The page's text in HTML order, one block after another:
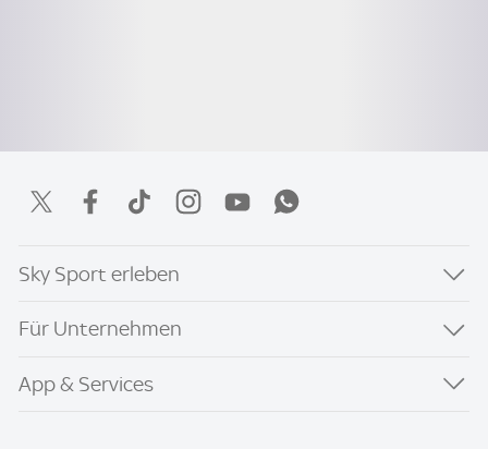
Sky Sport erleben
Für Unternehmen
App & Services